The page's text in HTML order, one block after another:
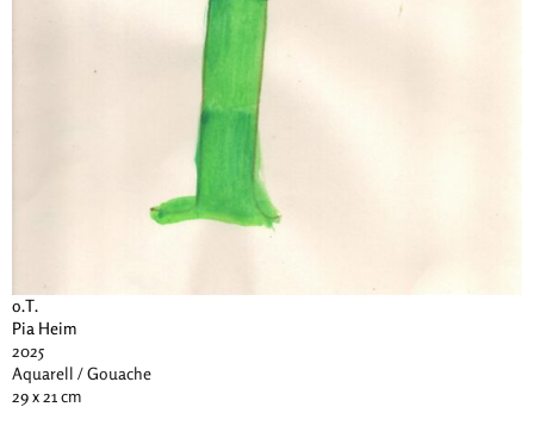
o.T.
Pia Heim
2025
Aquarell / Gouache
29 x 21 cm